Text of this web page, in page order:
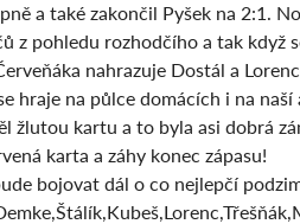
a také zakončil Pyšek na 2:1.
pohledu rozhodčího a tak když
nahrazuje Dostál a
hraje na půlce domácích i na
žlutou kartu a to byla asi dobrá
karta a záhy konec zápasu!
bojovat dál o co nejlepčí